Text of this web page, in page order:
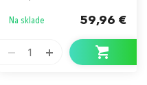
Na sklade 59,96 €
1